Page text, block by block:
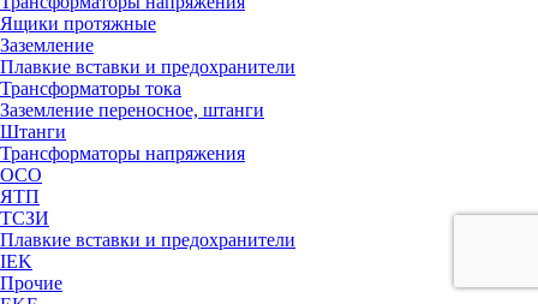
Ящики протяжные
Заземление
Плавкие вставки и предохранители
Трансформаторы тока
Заземление переносное, штанги
Штанги
Трансформаторы напряжения
ОСО
ЯТП
ТСЗИ
Плавкие вставки и предохранители
IEK
Прочие